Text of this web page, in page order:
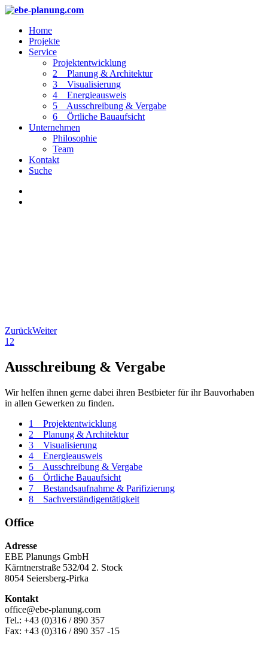
Home
Projekte
Service
Projektentwicklung
2 _ Planung & Architektur
3 _ Visualisierung
4 _ Energieausweis
5 _ Ausschreibung & Vergabe
6 _ Örtliche Bauaufsicht
Unternehmen
Philosophie
Team
Kontakt
Suche
ZurückWeiter
12
Ausschreibung & Vergabe
Wir helfen ihnen gerne dabei ihren Bestbieter für ihr Bauvorhaben
in allen Gewerken zu finden.
1 _ Projektentwicklung
2 _ Planung & Architektur
3 _ Visualisierung
4 _ Energieausweis
5 _ Ausschreibung & Vergabe
6 _ Örtliche Bauaufsicht
7 _ Bestandsaufnahme & Parifizierung
8 _ Sachverständigentätigkeit
Office
Adresse
EBE Planungs GmbH
Kärntnerstraße 532/04 2. Stock
8054 Seiersberg-Pirka
Kontakt
office@ebe-planung.com
Tel.: +43 (0)316 / 890 357
Fax: +43 (0)316 / 890 357 -15